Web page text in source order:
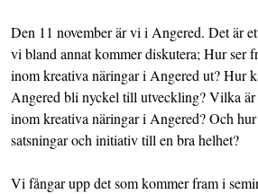
Den 11 november är vi i Angered. Det är
vi bland annat kommer diskutera; Hur ser
inom kreativa näringar i Angered ut? Hur
Angered bli nyckel till utveckling? Vilka
inom kreativa näringar i Angered? Och
satsningar och initiativ till en bra helhet?
Vi fångar upp det som kommer fram i